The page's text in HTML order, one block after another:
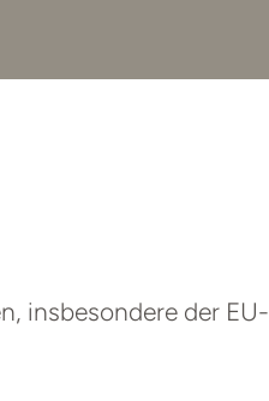
insbesondere der EU-